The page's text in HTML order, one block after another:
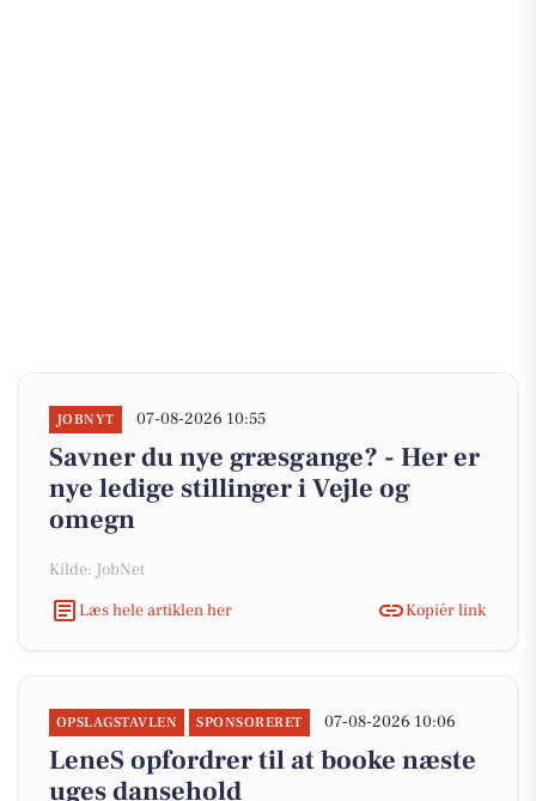
JOBNYT 07-08-2026 10:55
Savner du nye græsgange? - Her er
nye ledige stillinger i Vejle og
omegn
Kilde: JobNet
Læs hele artiklen her
Kopiér link
OPSLAGSTAVLEN SPONSORERET 07-08-2026 10:06
LeneS opfordrer til at booke næste
uges dansehold